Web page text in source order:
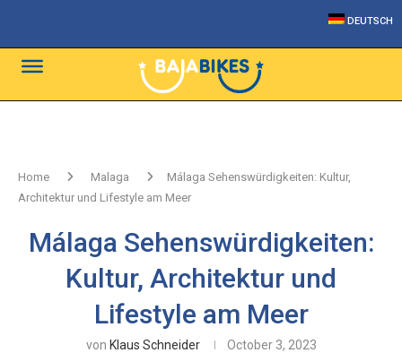
DEUTSCH
Home Malaga
Málaga Sehenswürdigkeiten: Kultur,
Architektur und Lifestyle am Meer
Málaga Sehenswürdigkeiten:
Kultur, Architektur und
Lifestyle am Meer
von Klaus Schneider October 3, 2023